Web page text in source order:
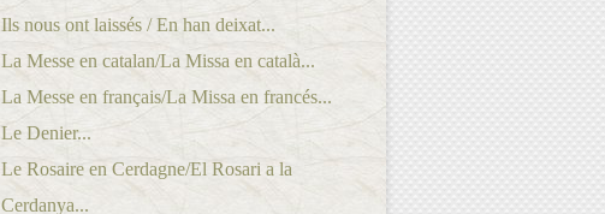
Ils nous ont laissés / En han deixat...
La Messe en catalan/La Missa en català...
La Messe en français/La Missa en francés...
Le Denier...
Le Rosaire en Cerdagne/El Rosari a la
Cerdanya...